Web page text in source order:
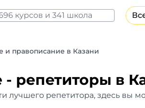
и правописание в Казани
репетиторы в
лучшего репетитора, здесь вы
Курсы по нейросетям